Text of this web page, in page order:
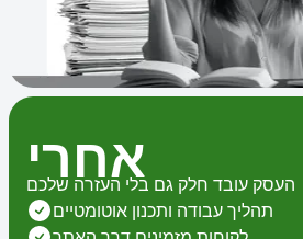
אחרי
העסק עובד חלק גם בלי העזרה שלכם
תהליך עבודה ותכנון אוטומטיים